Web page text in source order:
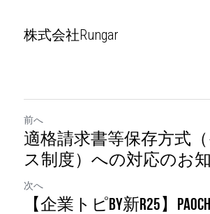
株式会社Rungar
前へ
適格請求書等保存方式
ス制度）への対応のお
次へ
【企業トピby新R25】